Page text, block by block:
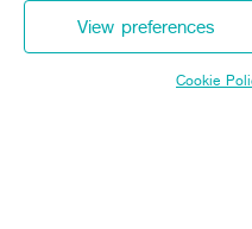
View preferences
Cookie